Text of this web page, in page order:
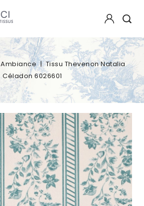
Ambiance
Tissu Thevenon Natalia
Céladon 6026601